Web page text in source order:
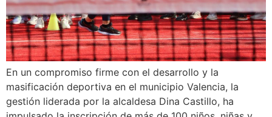
En un compromiso firme con el desarrollo y la
masificación deportiva en el municipio Valencia, la
gestión liderada por la alcaldesa Dina Castillo, ha